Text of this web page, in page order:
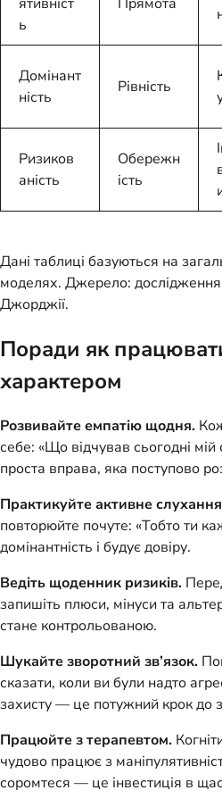
ь
Домінант
ність
Рівність
Ризиков
аність
Обережн
ість
Дані таблиці базуються на
моделях. Джерело: дослідження
Джорджії.
Поради як
характером
Розвивайте емпатію щодня.
себе: «Що відчував сьогодні
проста вправа, яка поступово
Практикуйте активне
повторюйте почуте: «Тобто ти
домінантність і будує довіру.
Ведіть щоденник ризиків.
запишіть плюси, мінуси та
стане контрольованою.
Шукайте зворотний зв’язок.
сказати, коли ви були надто
захисту — це потужний крок до
Працюйте з терапевтом.
чудово працює з
соромтеся — це інвестиція в